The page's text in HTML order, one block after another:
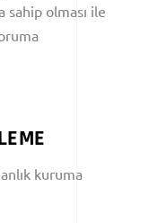
sahip olması ile
kuruma